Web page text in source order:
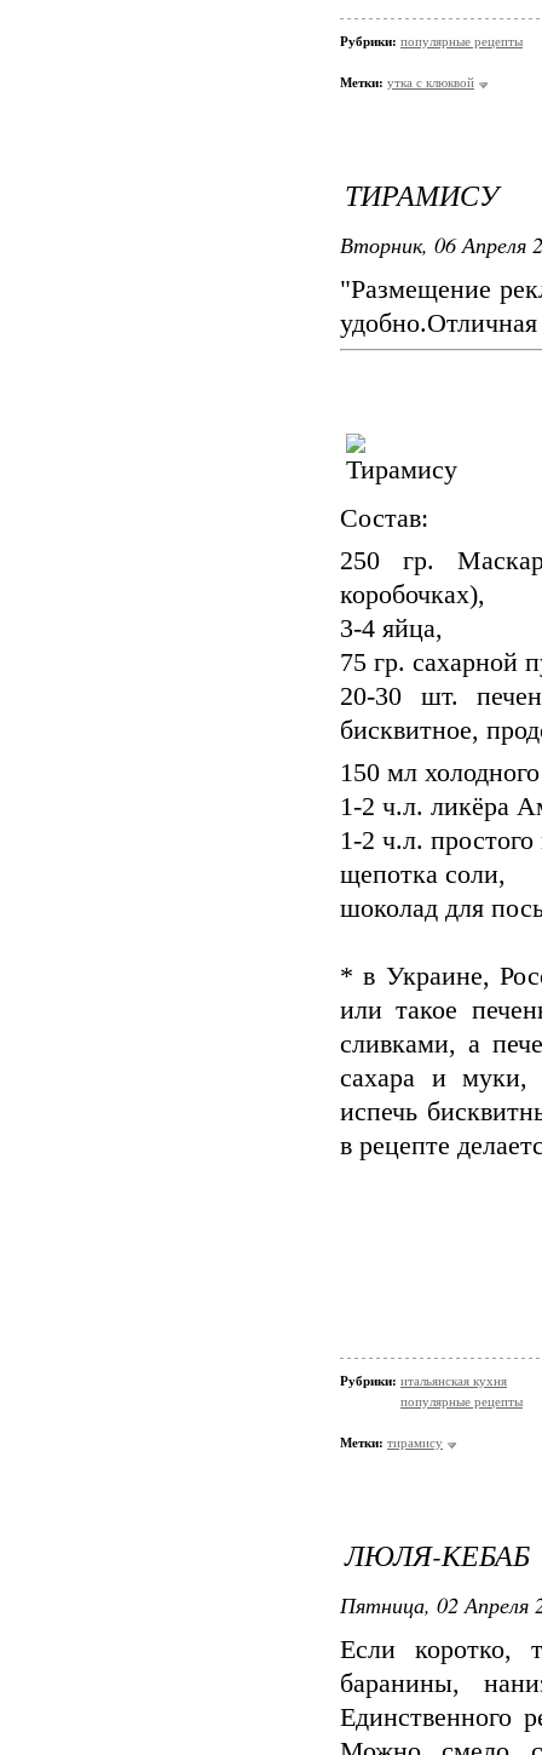
Рубрики: популярные рецепты
Метки: утка с клюквой
ТИРАМИСУ
Вторник, 06 Апреля
"Размещение
Состав:
250 гр.
коробочках),
3-4 яйца,
75 гр. сахарной
20-30 шт.
бисквитное,
150 мл
1-2 ч.л. ликёра
1-2 ч.л. простого
щепотка соли,
шоколад для
* в Украине,
или такое
сливками, а
сахара и муки,
испечь
в рецепте
Рубрики: итальянская кухня
популярные рецепты
Метки: тирамису
ЛЮЛЯ-КЕБАБ
Пятница, 02 Апреля
Если коротко,
баранины,
Единственного